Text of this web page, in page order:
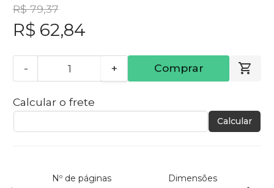
R$ 79,37
R$ 62,84
- + Comprar
Calcular o frete
Calcular
Nº de páginas Dimensões